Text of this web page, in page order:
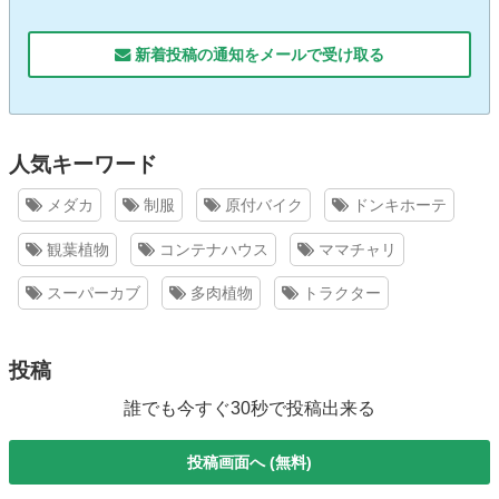
新着投稿の通知をメールで受け取る
人気キーワード
メダカ 制服 原付バイク ドンキホーテ
観葉植物 コンテナハウス ママチャリ
スーパーカブ 多肉植物 トラクター
投稿
誰でも今すぐ30秒で投稿出来る
投稿画面へ (無料)